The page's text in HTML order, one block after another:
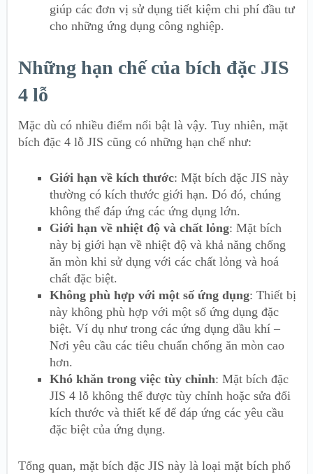
giúp các đơn vị sử dụng tiết kiệm chi phí đầu tư
cho những ứng dụng công nghiệp.
Những hạn chế của bích đặc JIS
4 lỗ
Mặc dù có nhiều điểm nổi bật là vậy. Tuy nhiên, mặt
bích đặc 4 lỗ JIS cũng có những hạn chế như:
Giới hạn về kích thước: Mặt bích đặc JIS này
thường có kích thước giới hạn. Dó đó, chúng
không thể đáp ứng các ứng dụng lớn.
Giới hạn về nhiệt độ và chất lỏng: Mặt bích
này bị giới hạn về nhiệt độ và khả năng chống
ăn mòn khi sử dụng với các chất lỏng và hoá
chất đặc biệt.
Không phù hợp với một số ứng dụng: Thiết bị
này không phù hợp với một số ứng dụng đặc
biệt. Ví dụ như trong các ứng dụng dầu khí –
Nơi yêu cầu các tiêu chuẩn chống ăn mòn cao
hơn.
Khó khăn trong việc tùy chỉnh: Mặt bích đặc
JIS 4 lỗ không thể được tùy chỉnh hoặc sửa đổi
kích thước và thiết kế để đáp ứng các yêu cầu
đặc biệt của ứng dụng.
Tổng quan, mặt bích đặc JIS này là loại mặt bích phổ